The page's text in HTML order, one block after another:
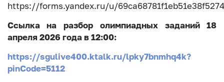
https://forms.yandex.ru/u/
Ссылка на разбор олимпиадных заданий 18
апреля 2026 года в 12:00:
https://sgulive400.ktalk.ru/lpky7bnmhq4k?
pinCode=5112